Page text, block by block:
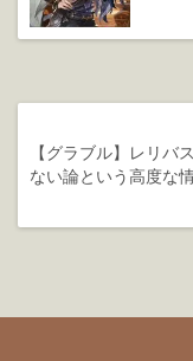
【グラブル】レリバ
ない論という高度な